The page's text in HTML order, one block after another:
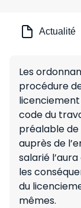
Actualité
Les
procédure
code du
préalable
auprès de
salarié
les
du
mêmes.